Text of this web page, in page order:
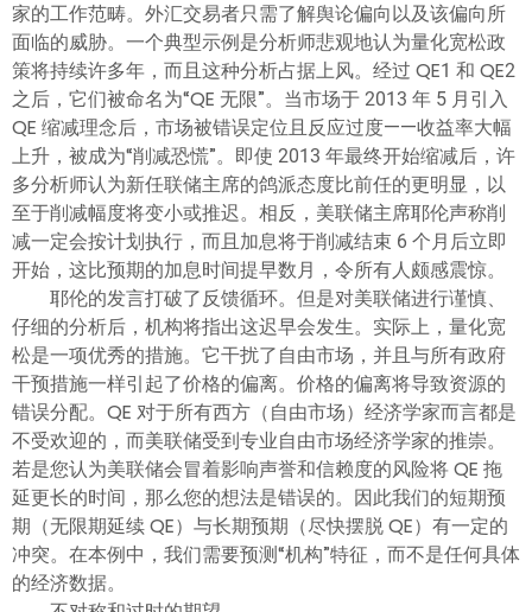
家的工作范畴。外汇交易者只需了解舆论偏向以及该偏向所
面临的威胁。一个典型示例是分析师悲观地认为量化宽松政
策将持续许多年，而且这种分析占据上风。经过 QE1 和 QE2
之后，它们被命名为“QE 无限”。当市场于 2013 年 5 月引入
QE 缩减理念后，市场被错误定位且反应过度——收益率大幅
上升，被成为“削减恐慌”。即使 2013 年最终开始缩减后，许
多分析师认为新任联储主席的鸽派态度比前任的更明显，以
至于削减幅度将变小或推迟。相反，美联储主席耶伦声称削
减一定会按计划执行，而且加息将于削减结束 6 个月后立即
开始，这比预期的加息时间提早数月，令所有人颇感震惊。
耶伦的发言打破了反馈循环。但是对美联储进行谨慎、
仔细的分析后，机构将指出这迟早会发生。实际上，量化宽
松是一项优秀的措施。它干扰了自由市场，并且与所有政府
干预措施一样引起了价格的偏离。价格的偏离将导致资源的
错误分配。QE 对于所有西方（自由市场）经济学家而言都是
不受欢迎的，而美联储受到专业自由市场经济学家的推崇。
若是您认为美联储会冒着影响声誉和信赖度的风险将 QE 拖
延更长的时间，那么您的想法是错误的。因此我们的短期预
期（无限期延续 QE）与长期预期（尽快摆脱 QE）有一定的
冲突。在本例中，我们需要预测“机构”特征，而不是任何具体
的经济数据。